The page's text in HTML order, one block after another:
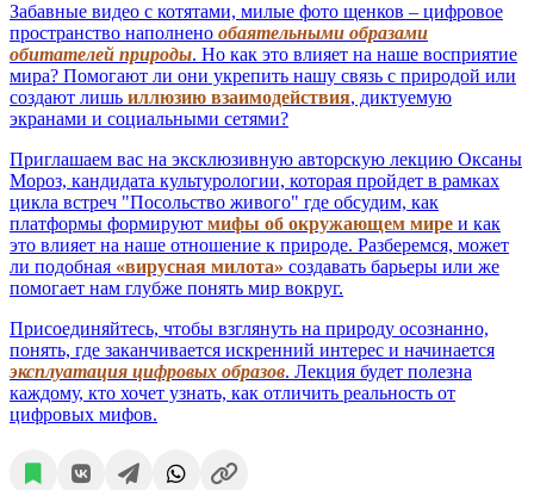
Забавные видео с котятами, милые фото щенков – цифровое
пространство наполнено обаятельными образами
обитателей природы. Но как это влияет на наше восприятие
мира? Помогают ли они укрепить нашу связь с природой или
создают лишь иллюзию взаимодействия, диктуемую
экранами и социальными сетями?
Приглашаем вас на эксклюзивную авторскую лекцию Оксаны
Мороз, кандидата культурологии, которая пройдет в рамках
цикла встреч "Посольство живого" где обсудим, как
платформы формируют мифы об окружающем мире и как
это влияет на наше отношение к природе. Разберемся, может
ли подобная «вирусная милота» создавать барьеры или же
помогает нам глубже понять мир вокруг.
Присоединяйтесь, чтобы взглянуть на природу осознанно,
понять, где заканчивается искренний интерес и начинается
эксплуатация цифровых образов. Лекция будет полезна
каждому, кто хочет узнать, как отличить реальность от
цифровых мифов.